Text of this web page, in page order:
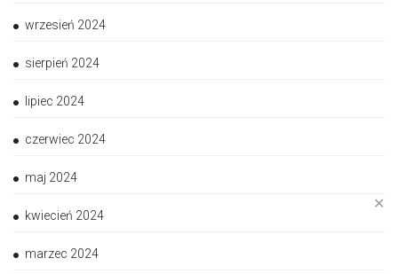
✕
wrzesień 2024
sierpień 2024
lipiec 2024
czerwiec 2024
maj 2024
kwiecień 2024
marzec 2024